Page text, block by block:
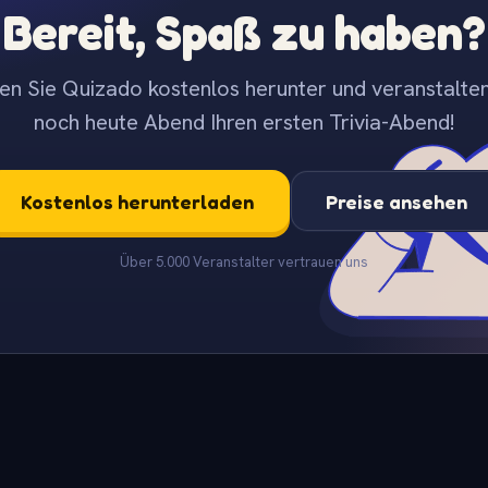
Bereit, Spaß zu haben?
Sie Quizado kostenlos herunter und
noch heute Abend Ihren ersten Trivia-Abend!
Kostenlos herunterladen Preise ansehen
Über 5.000 Veranstalter vertrauen uns